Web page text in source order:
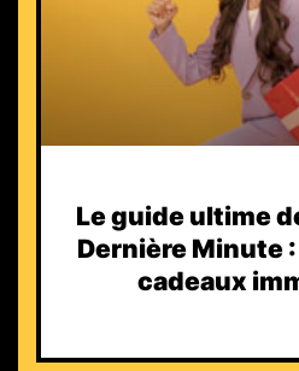
Le guide ultime
Dernière Minute
cadeaux